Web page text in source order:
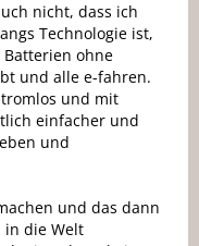
nicht, dass ich
Technologie ist,
ohne
und alle e-fahren.
und mit
einfacher und
und
und das dann
in die Welt